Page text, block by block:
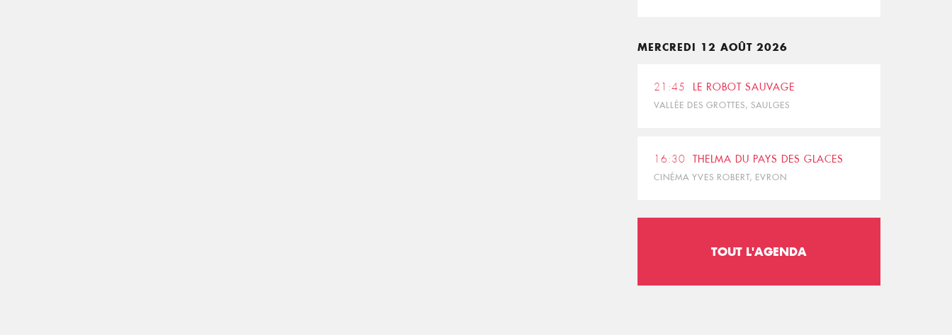
MERCREDI 12 AOÛT 2026
21:45 LE ROBOT SAUVAGE
VALLÉE DES GROTTES, SAULGES
16:30 THELMA DU PAYS DES GLACES
CINÉMA YVES ROBERT, EVRON
TOUT L'AGENDA